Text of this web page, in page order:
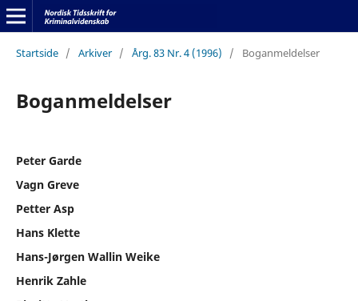
Startside / Arkiver / Årg. 83 Nr. 4 (1996) / Boganmeldelser
Boganmeldelser
Peter Garde
Vagn Greve
Petter Asp
Hans Klette
Hans-Jørgen Wallin Weike
Henrik Zahle